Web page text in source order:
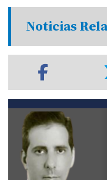
Noticias